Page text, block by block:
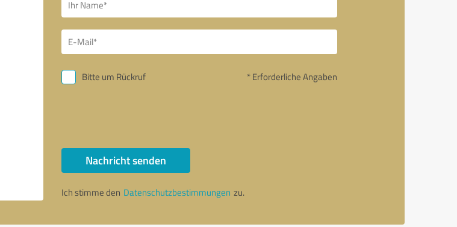
Bitte um Rückruf * Erforderliche Angaben
Nachricht senden
Ich stimme den Datenschutzbestimmungen zu.